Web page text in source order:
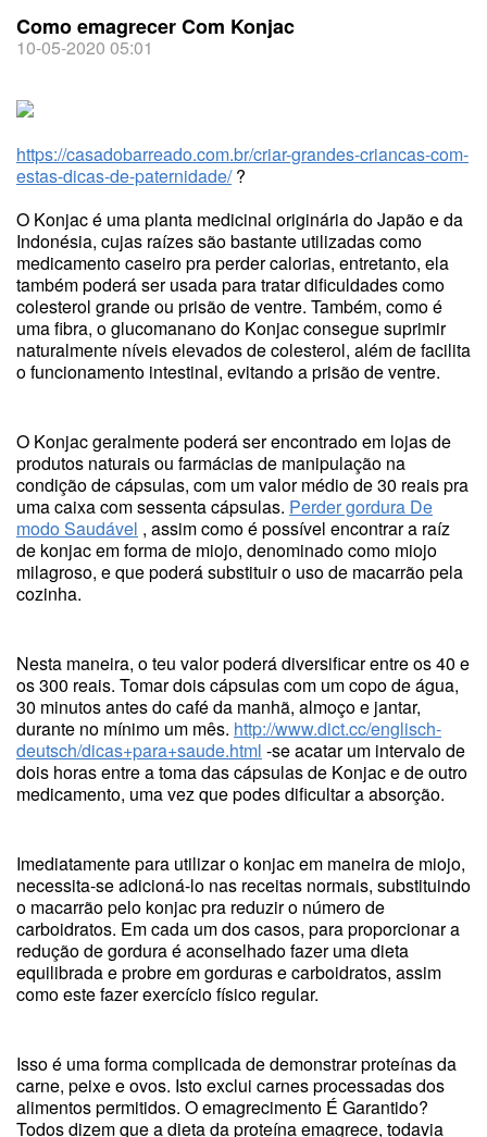
Como emagrecer Com Konjac
10-05-2020 05:01
https://casadobarreado.com.br/criar-grandes-criancas-com-
estas-dicas-de-paternidade/?
O Konjac é uma planta medicinal originária do Japão e da
Indonésia, cujas raízes são bastante utilizadas como
medicamento caseiro pra perder calorias, entretanto, ela
também poderá ser usada para tratar dificuldades como
colesterol grande ou prisão de ventre. Também, como é
uma fibra, o glucomanano do Konjac consegue suprimir
naturalmente níveis elevados de colesterol, além de facilita
o funcionamento intestinal, evitando a prisão de ventre.
O Konjac geralmente poderá ser encontrado em lojas de
produtos naturais ou farmácias de manipulação na
condição de cápsulas, com um valor médio de 30 reais pra
uma caixa com sessenta cápsulas. Perder gordura De
modo Saudável , assim como é possível encontrar a raíz
de konjac em forma de miojo, denominado como miojo
milagroso, e que poderá substituir o uso de macarrão pela
cozinha.
Nesta maneira, o teu valor poderá diversificar entre os 40 e
os 300 reais. Tomar dois cápsulas com um copo de água,
30 minutos antes do café da manhã, almoço e jantar,
durante no mínimo um mês. http://www.dict.cc/englisch-
deutsch/dicas+para+saude.html -se acatar um intervalo de
dois horas entre a toma das cápsulas de Konjac e de outro
medicamento, uma vez que podes dificultar a absorção.
Imediatamente para utilizar o konjac em maneira de miojo,
necessita-se adicioná-lo nas receitas normais, substituindo
o macarrão pelo konjac pra reduzir o número de
carboidratos. Em cada um dos casos, para proporcionar a
redução de gordura é aconselhado fazer uma dieta
equilibrada e probre em gorduras e carboidratos, assim
como este fazer exercício físico regular.
Isso é uma forma complicada de demonstrar proteínas da
carne, peixe e ovos. Isto exclui carnes processadas dos
alimentos permitidos. O emagrecimento É Garantido?
Todos dizem que a dieta da proteína emagrece, todavia